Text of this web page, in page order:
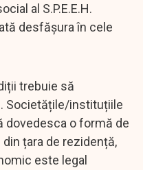
al S.P.E.E.H.
desfășura în cele
trebuie să
Societățile/instituțiile
dovedesca o formă de
țara de rezidență,
este legal